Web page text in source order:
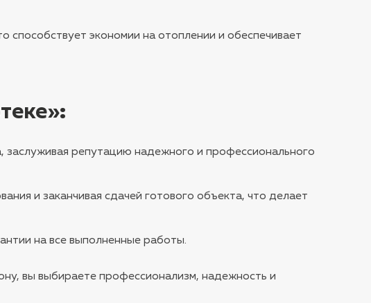
экономии на отоплении и обеспечивает
:
репутацию надежного и профессионального
и заканчивая сдачей готового объекта, что делает
на все выполненные работы.
вы выбираете профессионализм, надежность и